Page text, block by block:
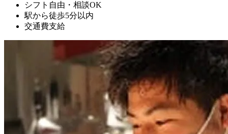
シフト自由・相談OK
駅から徒歩5分以内
交通費支給